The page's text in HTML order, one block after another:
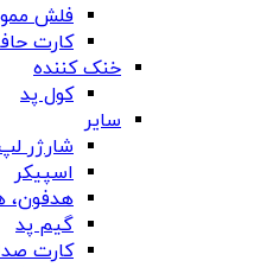
فلش
کارت
خنک کننده
کول پد
سایر
شارژر
اسپیکر
هدفون،
گیم پد
کارت